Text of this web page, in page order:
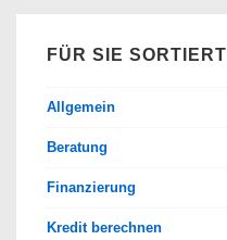
FÜR SIE SORTIERT
Allgemein
Beratung
Finanzierung
Kredit berechnen